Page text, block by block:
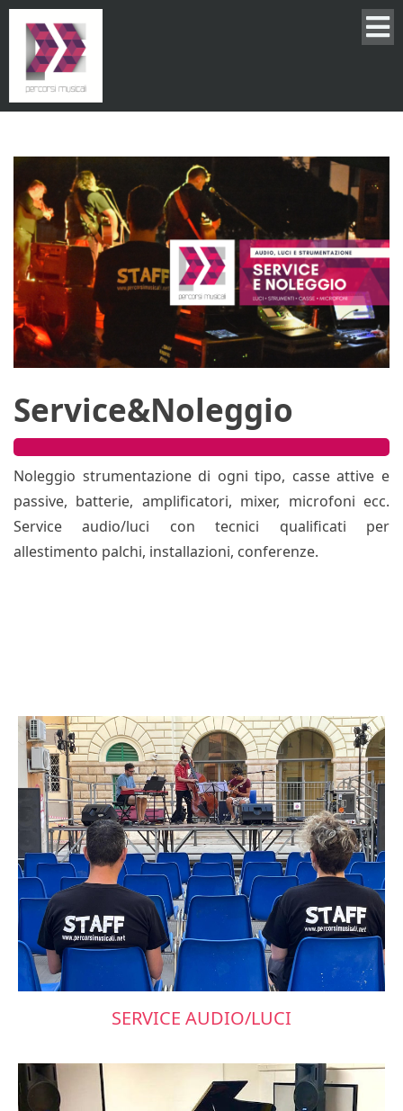
Service&Noleggio
Noleggio strumentazione di ogni tipo, casse attive e
passive, batterie, amplificatori, mixer, microfoni ecc.
Service audio/luci con tecnici qualificati per
allestimento palchi, installazioni, conferenze.
SERVICE AUDIO/LUCI